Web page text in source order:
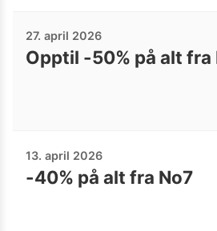
27. april 2026
Opptil -50% på alt fra
13. april 2026
-40% på alt fra No7